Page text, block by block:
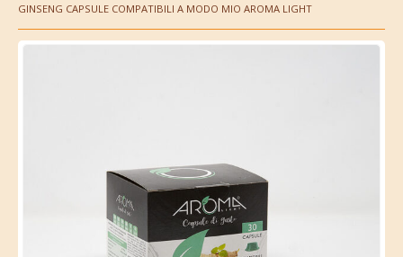
GINSENG CAPSULE COMPATIBILI A MODO MIO AROMA LIGHT